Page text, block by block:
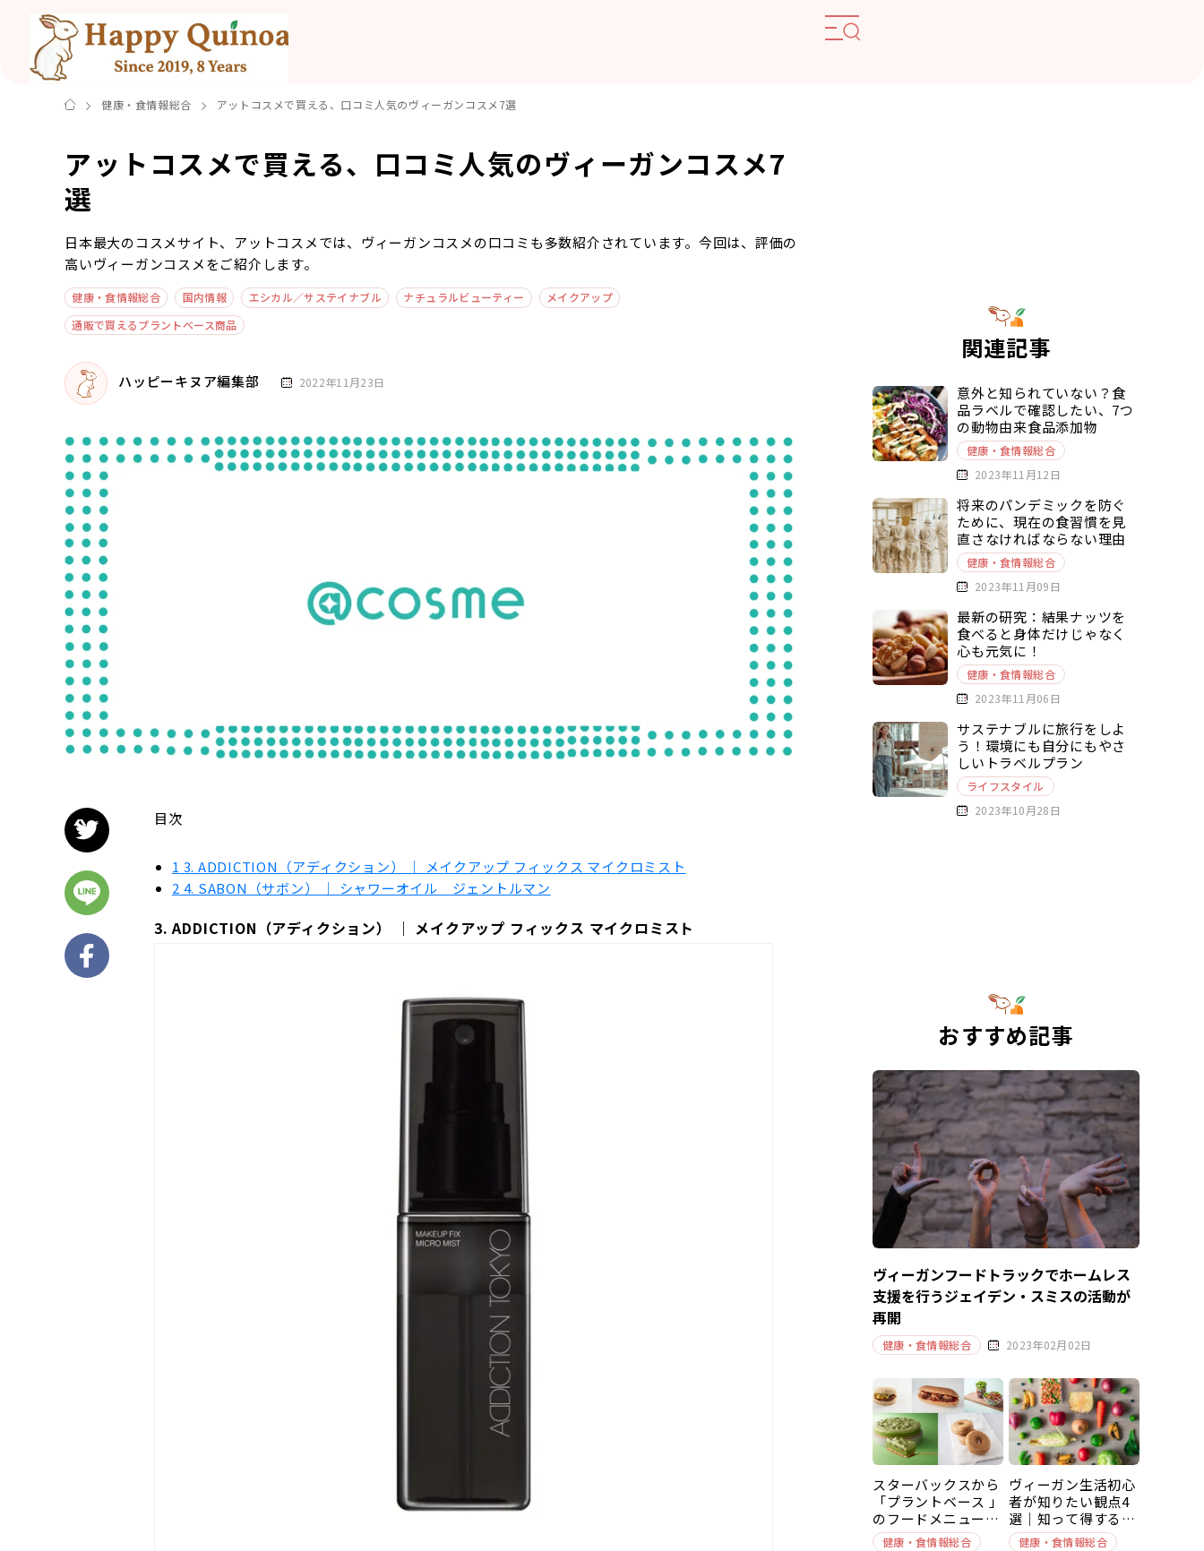
健康・食情報総合 アットコスメで買える、口コミ人気のヴィーガンコスメ7選
アットコスメで買える、口コミ人気のヴィーガンコスメ7
選
日本最大のコスメサイト、アットコスメでは、ヴィーガンコスメの口コミも多数紹介されています。今回は、評価の
高いヴィーガンコスメをご紹介します。
健康・食情報総合 国内情報 エシカル／サステイナブル ナチュラルビューティー
メイクアップ
通販で買えるプラントベース商品
ハッピーキヌア編集部 2022年11月23日
目次
1 3. ADDICTION（アディクション） ｜ メイクアップ フィックス マイクロミスト
2 4. SABON（サボン） ｜ シャワーオイル ジェントルマン
3. ADDICTION（アディクション） ｜ メイクアップ フィックス マイクロミスト
関連記事
意外と知られていない？食
品ラベルで確認したい、7つ
の動物由来食品添加物
健康・食情報総合
2023年11月12日
将来のパンデミックを防ぐ
ために、現在の食習慣を見
直さなければならない理由
健康・食情報総合
2023年11月09日
最新の研究：結果ナッツを
食べると身体だけじゃなく
心も元気に！
健康・食情報総合
2023年11月06日
サステナブルに旅行をしよ
う！環境にも自分にもやさ
しいトラベルプラン
ライフスタイル
2023年10月28日
おすすめ記事
ヴィーガンフードトラックでホームレス
支援を行うジェイデン・スミスの活動が
再開
健康・食情報総合 2023年02月02日
スターバックスから
「プラントベース 」
のフードメニューが
新発売
健康・食情報総合
ヴィーガン生活初心
者が知りたい観点4
選｜知って得する豆
知識～基本編～
健康・食情報総合